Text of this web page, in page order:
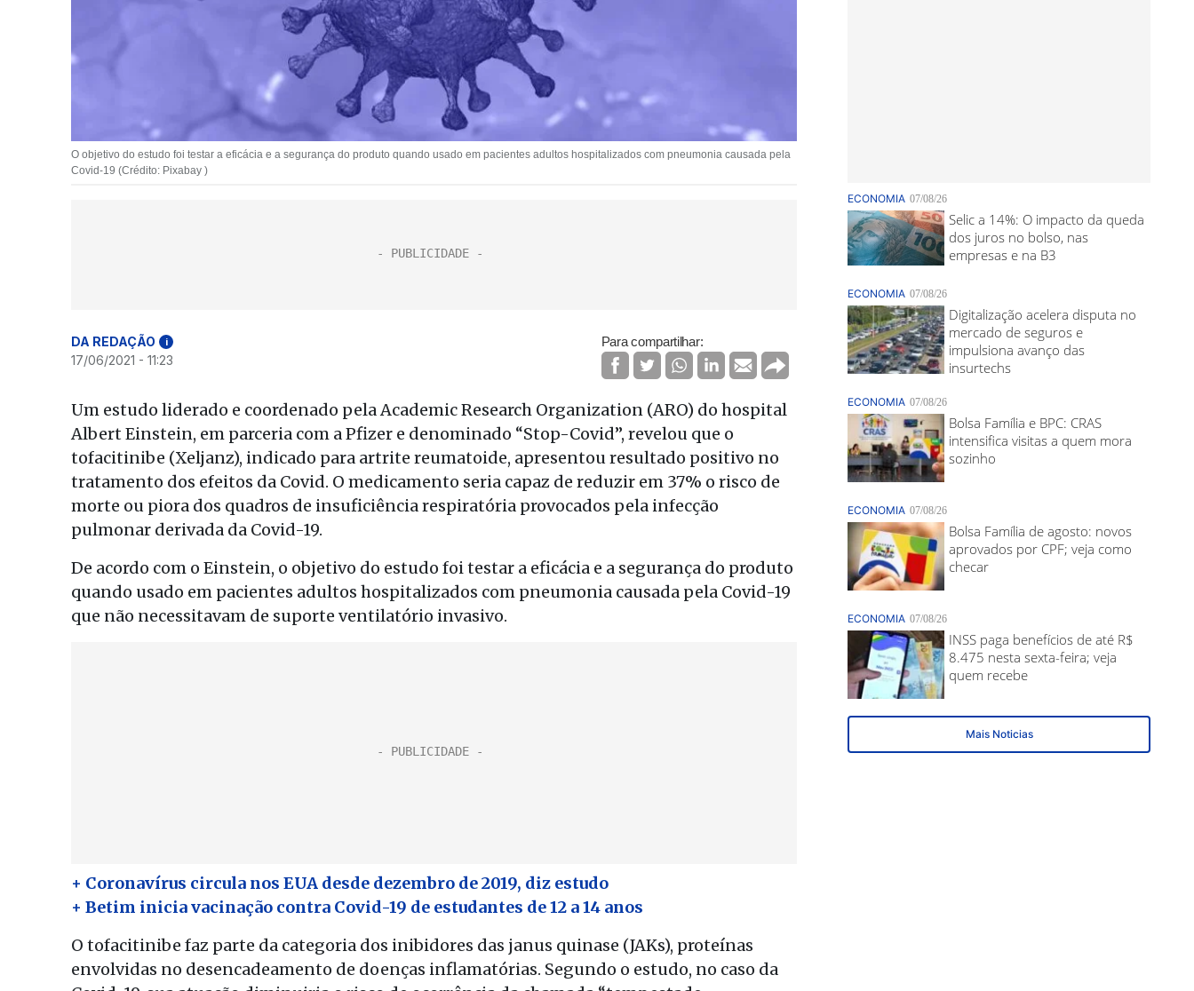
O objetivo do estudo foi testar a eficácia e a segurança do produto quando usado em pacientes adultos hospitalizados com pneumonia causada pela
Covid-19 (Crédito: Pixabay )
DA REDAÇÃO i
17/06/2021 - 11:23
Para compartilhar:
Um estudo liderado e coordenado pela Academic Research Organization (ARO) do hospital
Albert Einstein, em parceria com a Pfizer e denominado “Stop-Covid”, revelou que o
tofacitinibe (Xeljanz), indicado para artrite reumatoide, apresentou resultado positivo no
tratamento dos efeitos da Covid. O medicamento seria capaz de reduzir em 37% o risco de
morte ou piora dos quadros de insuficiência respiratória provocados pela infecção
pulmonar derivada da Covid-19.
De acordo com o Einstein, o objetivo do estudo foi testar a eficácia e a segurança do produto
quando usado em pacientes adultos hospitalizados com pneumonia causada pela Covid-19
que não necessitavam de suporte ventilatório invasivo.
+ Coronavírus circula nos EUA desde dezembro de 2019, diz estudo
+ Betim inicia vacinação contra Covid-19 de estudantes de 12 a 14 anos
O tofacitinibe faz parte da categoria dos inibidores das janus quinase (JAKs), proteínas
envolvidas no desencadeamento de doenças inflamatórias. Segundo o estudo, no caso da